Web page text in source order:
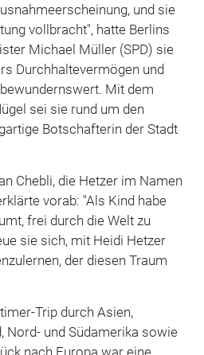
und sie
vollbracht", hatte Berlins
Michael Müller (SPD) sie
Durchhaltevermögen und
Mit dem
sei sie rund um den
Botschafterin der Stadt
Chebli, die Hetzer im Namen
vorab: "Als Kind habe
frei durch die Welt zu
sie sich, mit Heidi Hetzer
der diesen Traum
Trip durch Asien,
Nord- und Südamerika sowie
nach Europa war eine